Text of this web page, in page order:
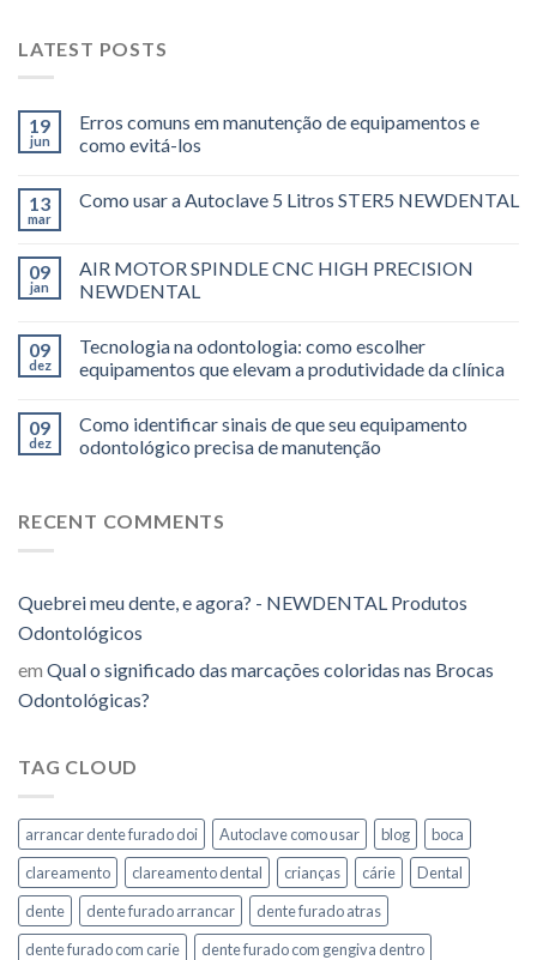
LATEST POSTS
19
jun
Erros comuns em manutenção de equipamentos e
como evitá-los
13
mar
Como usar a Autoclave 5 Litros STER5 NEWDENTAL
09
jan
AIR MOTOR SPINDLE CNC HIGH PRECISION
NEWDENTAL
09
dez
Tecnologia na odontologia: como escolher
equipamentos que elevam a produtividade da clínica
09
dez
Como identificar sinais de que seu equipamento
odontológico precisa de manutenção
RECENT COMMENTS
Quebrei meu dente, e agora? - NEWDENTAL Produtos
Odontológicos
em Qual o significado das marcações coloridas nas Brocas
Odontológicas?
TAG CLOUD
arrancar dente furado doi Autoclave como usar blog
boca
clareamento
clareamento dental crianças cárie
Dental
dente
dente furado arrancar
dente furado atras
dente furado com carie
dente furado com gengiva dentro